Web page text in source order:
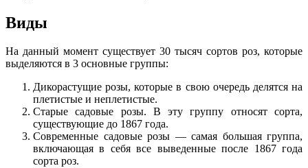
Виды
На данный момент существует 30 тысяч сортов роз, которые
выделяются в 3 основные группы:
Дикорастущие розы, которые в свою очередь делятся на
плетистые и неплетистые.
Старые садовые розы. В эту группу относят сорта,
существующие до 1867 года.
Современные садовые розы — самая большая группа,
включающая в себя все выведенные после 1867 года
сорта роз.